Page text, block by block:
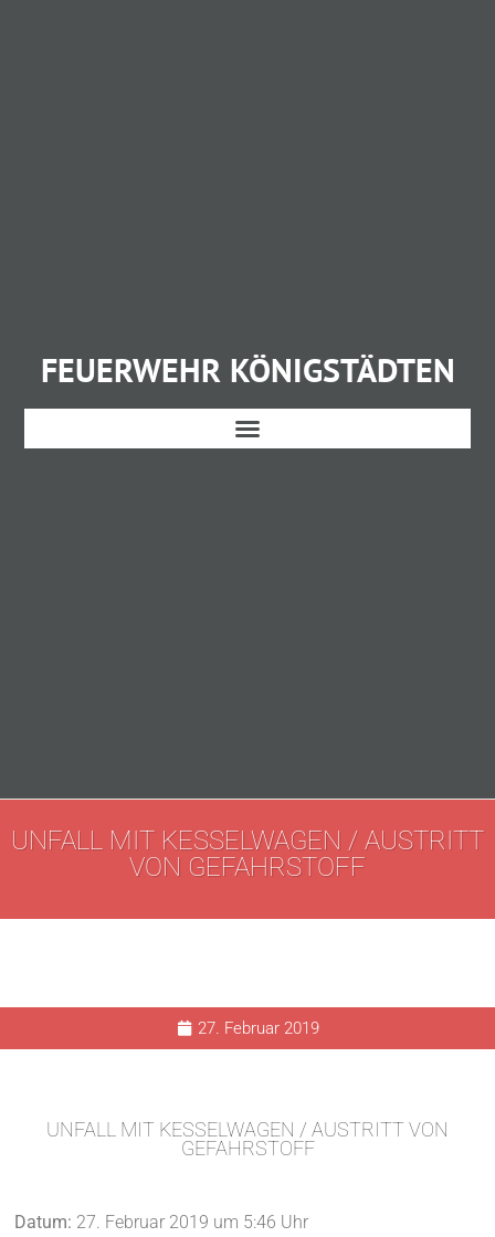
FEUERWEHR KÖNIGSTÄDTEN
UNFALL MIT KESSELWAGEN / AUSTRITT
VON GEFAHRSTOFF
27. Februar 2019
UNFALL MIT KESSELWAGEN / AUSTRITT VON
GEFAHRSTOFF
Datum: 27. Februar 2019 um 5:46 Uhr